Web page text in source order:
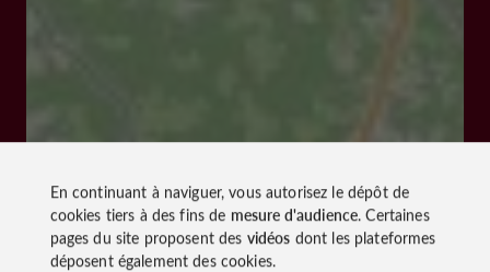
En continuant à naviguer, vous autorisez le dépôt de
cookies tiers à des fins de mesure d'audience. Certaines
pages du site proposent des vidéos dont les plateformes
déposent également des cookies.